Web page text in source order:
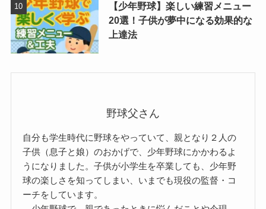
【少年野球】楽しい練習メニュー
20選！子供が夢中になる効果的な
上達法
野球父さん
自分も学生時代に野球をやっていて、親となり２人の
子供（息子と娘）のおかげで、少年野球にかかわるよ
うになりました。子供が小学生を卒業しても、少年野
球の楽しさを知ってしまい、いまでも現役の監督・コ
ーチをしています。